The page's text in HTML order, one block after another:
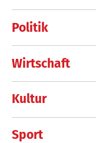
Politik
Wirtschaft
Kultur
Sport